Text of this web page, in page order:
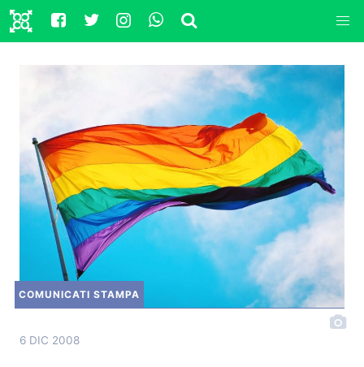
COMUNICATI STAMPA
6 DIC 2008